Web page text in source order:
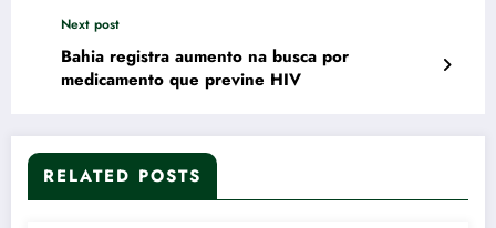
Next post
Bahia registra aumento na busca por
medicamento que previne HIV
RELATED POSTS